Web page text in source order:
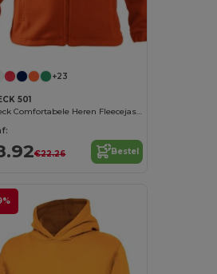
+23
501
Rimeck Comfortabele Heren Fleecejas voor Koude Dagen
€22.26 Bestel